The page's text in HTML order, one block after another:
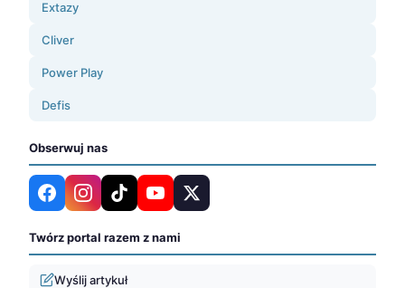
Extazy
Cliver
Power Play
Defis
Obserwuj nas
Twórz portal razem z nami
Wyślij artykuł